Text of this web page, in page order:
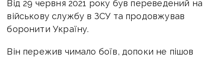
Від 29 червня 2021 року був переведений на
військову службу в ЗСУ та продовжував
боронити Україну.
Він пережив чимало боїв, допоки не пішов